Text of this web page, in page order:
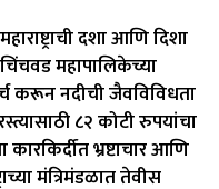
दशा आणि दिशा
महापालिकेच्या
करून नदीची जैवविविधता
८२ कोटी रुपयांचा
भ्रष्टाचार आणि
मंत्रिमंडळात तेवीस